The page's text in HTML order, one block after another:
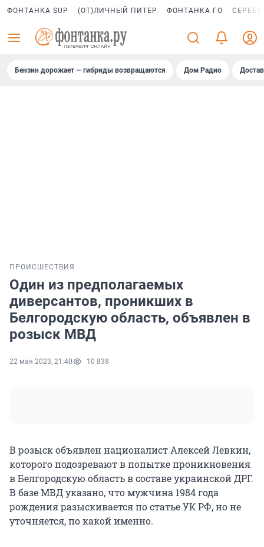
ФОНТАНКА SUP (ОТ)ЛИЧНЫЙ ПИТЕР ФОНТАНКА ГО
Бензин дорожает — гибриды возвращаются Дом Радио
ПРОИСШЕСТВИЯ
Один из предполагаемых
диверсантов, проникших в
Белгородскую область, объявлен в
розыск МВД
22 мая 2023, 21:40 10 838
В розыск объявлен националист Алексей Левкин,
которого подозревают в попытке проникновения
в Белгородскую область в составе украинской ДРГ.
В базе МВД указано, что мужчина 1984 года
рождения разыскивается по статье УК РФ, но не
уточняется, по какой именно.